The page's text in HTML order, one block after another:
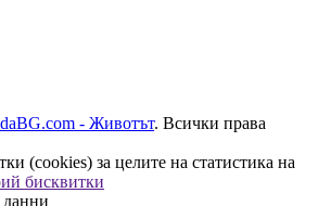
- Животът. Всички права
(cookies) за целите на статистика на
бисквитки